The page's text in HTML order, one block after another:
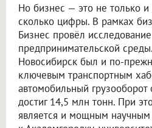
Но бизнес — это не только
сколько цифры. В рамках
Бизнес провёл исследование
предпринимательской
Новосибирск был и по-
ключевым транспортным
автомобильный грузооборот
достиг 14,5 млн тонн. При
является и мощным научным